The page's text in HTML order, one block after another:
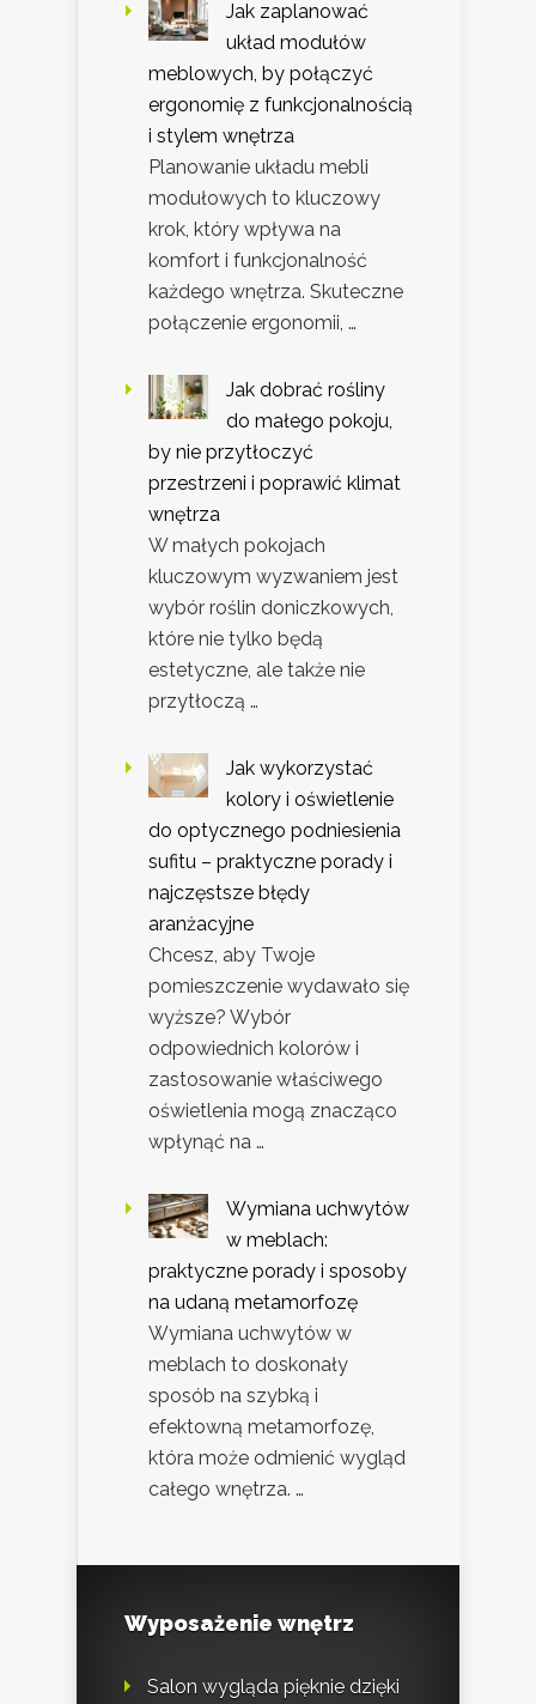
Jak zaplanować
układ modułów
meblowych, by połączyć
ergonomię z funkcjonalnością
i stylem wnętrza
Planowanie układu mebli
modułowych to kluczowy
krok, który wpływa na
komfort i funkcjonalność
każdego wnętrza. Skuteczne
połączenie ergonomii, …
Jak dobrać rośliny
do małego pokoju,
by nie przytłoczyć
przestrzeni i poprawić klimat
wnętrza
W małych pokojach
kluczowym wyzwaniem jest
wybór roślin doniczkowych,
które nie tylko będą
estetyczne, ale także nie
przytłoczą …
Jak wykorzystać
kolory i oświetlenie
do optycznego podniesienia
sufitu – praktyczne porady i
najczęstsze błędy
aranżacyjne
Chcesz, aby Twoje
pomieszczenie wydawało się
wyższe? Wybór
odpowiednich kolorów i
zastosowanie właściwego
oświetlenia mogą znacząco
wpłynąć na …
Wymiana uchwytów
w meblach:
praktyczne porady i sposoby
na udaną metamorfozę
Wymiana uchwytów w
meblach to doskonały
sposób na szybką i
efektowną metamorfozę,
która może odmienić wygląd
całego wnętrza. …
Wyposażenie wnętrz
Salon wygląda pięknie dzięki